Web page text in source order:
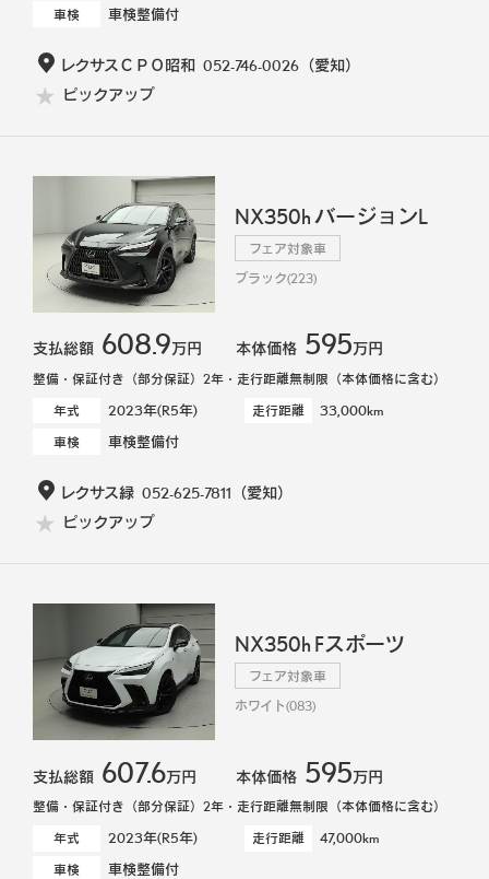
車検 車検整備付
レクサスＣＰＯ昭和 052-746-0026（愛知）
ピックアップ
NX350h バージョンL
フェア対象車
ブラック(223)
支払総額 608.9万円 本体価格 595万円
整備・保証付き（部分保証）2年・走行距離無制限（本体価格に含む）
年式
2023年(R5年) 走行距離 33,000km
車検 車検整備付
レクサス緑 052-625-7811 （愛知）
ピックアップ
NX350h Fスポーツ
フェア対象車
ホワイト(083)
支払総額 607.6万円 本体価格 595万円
整備・保証付き（部分保証）2年・走行距離無制限（本体価格に含む）
年式
2023年(R5年) 走行距離 47,000km
車検 車検整備付